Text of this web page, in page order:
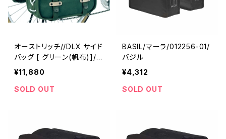
オーストリッチ//DLX サイド
バッグ [ グリーン(帆布)]/0
029640001-01//
¥11,880
SOLD OUT
BASIL/マーラ/012256-01/
バジル
¥4,312
SOLD OUT